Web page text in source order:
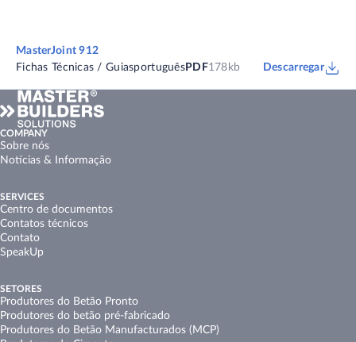
MasterJoint 912
Fichas Técnicas / GuiasportuguêsPDF178kb Descarregar
COMPANY
Sobre nós
Notícias & Informação
SERVICES
Centro de documentos
Contatos técnicos
Contato
SpeakUp
SETORES
Produtores do Betão Pronto
Produtores do betão pré-fabricado
Produtores do Betão Manufacturados (MCP)